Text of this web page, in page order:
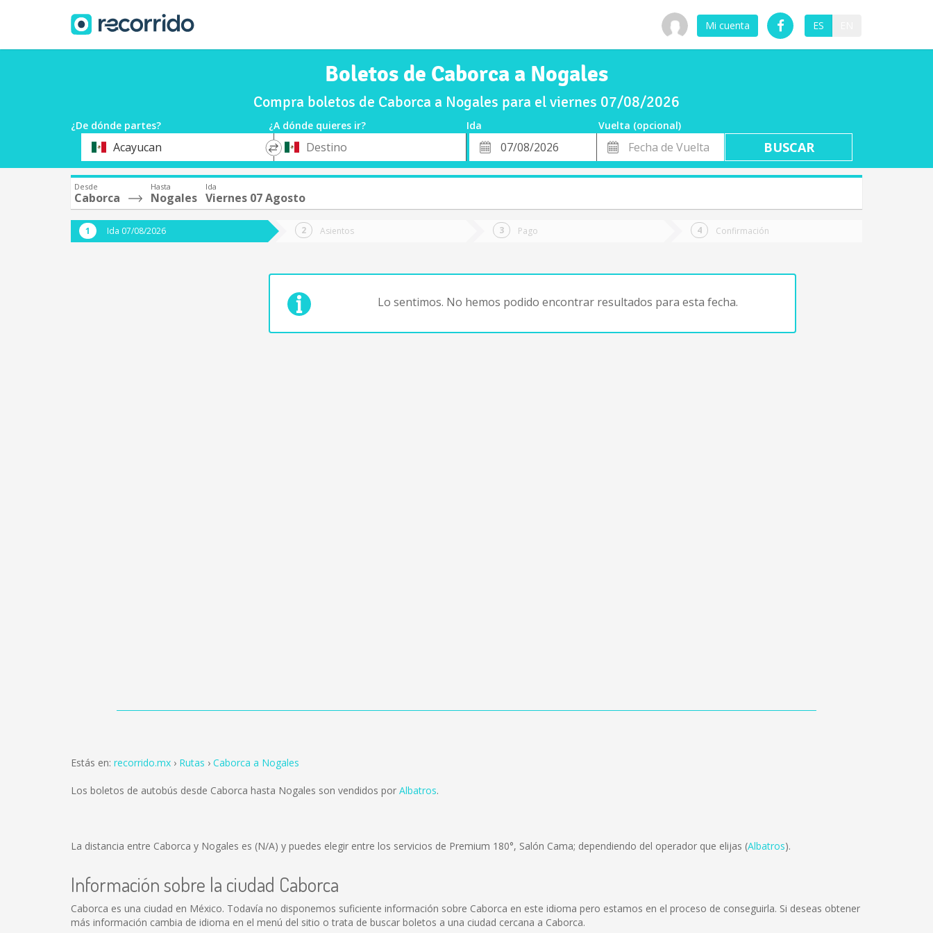
Mi cuenta ES
Boletos de Caborca a Nogales
Compra boletos de Caborca a Nogales para el viernes 07/08/2026
¿De dónde partes? ¿A dónde quieres ir? Ida
Vuelta (opcional)
OrigenAcayucan
*
Destino
Fecha
de
Fecha
de
Vuelta
Desde
Caborca
Hasta
Nogales
Ida
Viernes 07 Agosto
Ida 07/08/2026 Asientos Pago Confirmación
Lo sentimos. No hemos podido encontrar resultados para esta fecha.
Estás en: recorrido.mx Rutas Caborca a Nogales
Los boletos de autobús desde Caborca hasta Nogales son vendidos por Albatros.
La distancia entre Caborca y Nogales es (N/A) y puedes elegir entre los servicios de Premium 180°, Salón Cama; dependiendo del operador que elijas (Albatros).
Información sobre la ciudad Caborca
Caborca es una ciudad en México. Todavía no disponemos suficiente información sobre Caborca en este idioma pero estamos en el proceso de conseguirla. Si deseas obtener
más información cambia de idioma en el menú del sitio o trata de buscar boletos a una ciudad cercana a Caborca.